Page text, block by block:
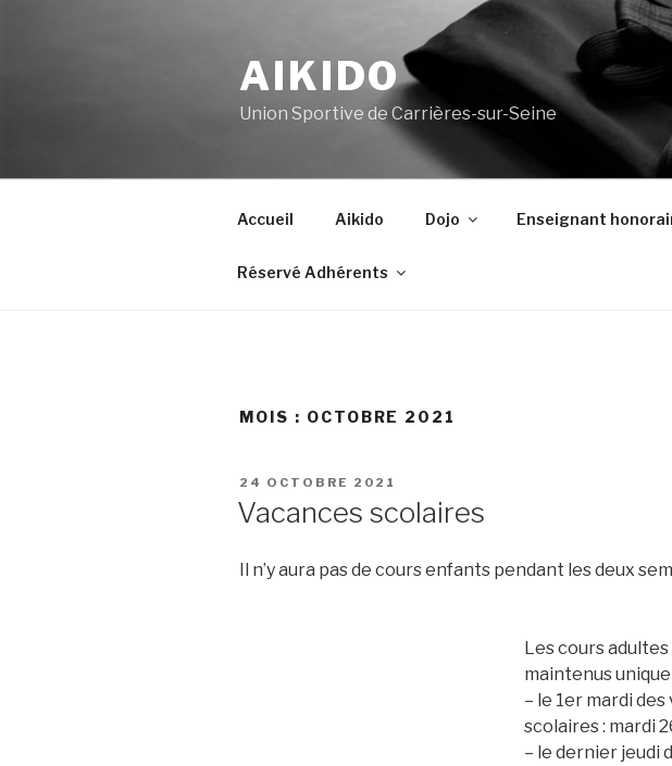
AIKIDO
Union Sportive de Carrières-sur-Seine
Accueil Aikido Dojo Enseignant
Réservé Adhérents
MOIS : OCTOBRE 2021
PUBLIÉ
24 OCTOBRE 2021
Vacances scolaires
Il n’y aura pas de cours enfants pendant les deux
Les cours
maintenus
– le 1er mardi
scolaires : mardi
– le dernier jeudi